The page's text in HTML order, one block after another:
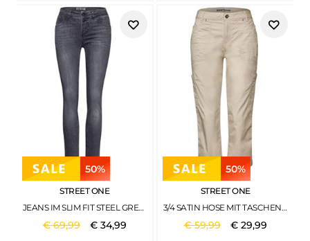
50%
STREET ONE
JEANS IM SLIM FIT STEEL GREY NET WASH
€69,99 € 34,99
50%
STREET ONE
3/4 SATIN HOSE MIT TASCHEN BARLEY BEIGE
€59,99 € 29,99